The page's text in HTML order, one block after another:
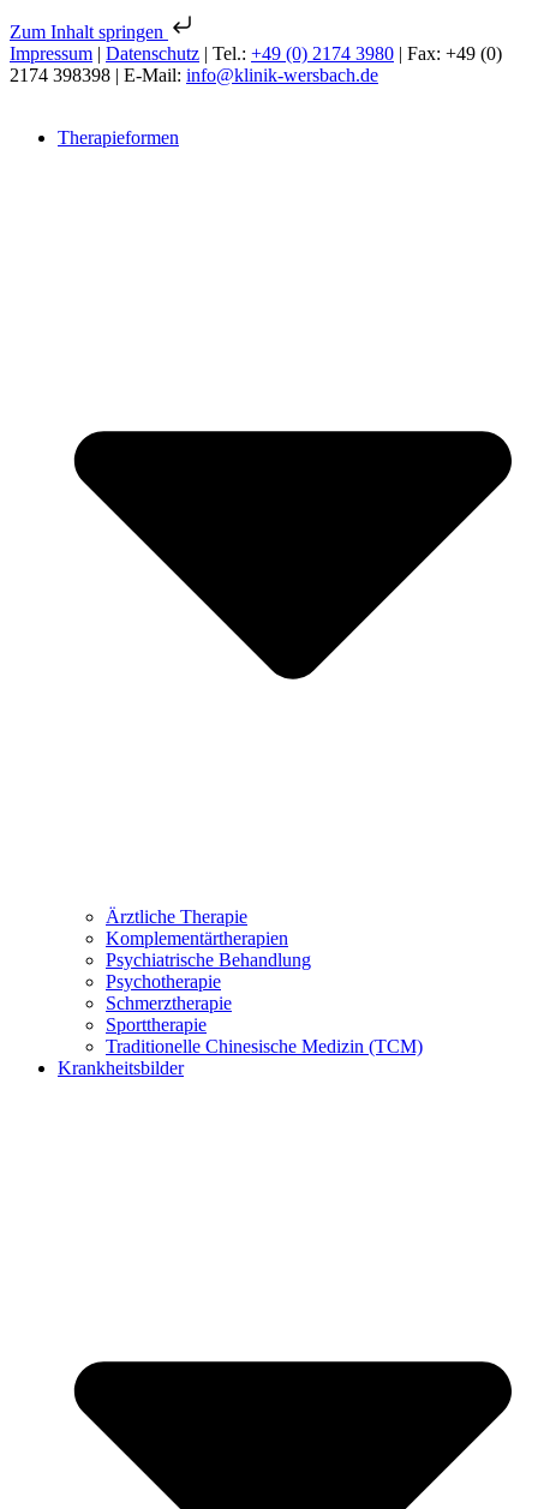
Zum Inhalt springen
Impressum | Datenschutz | Tel.: +49 (0) 2174 3980 | Fax: +49 (0)
2174 398398 | E-Mail: info@klinik-wersbach.de
Therapieformen
Ärztliche Therapie
Komplementärtherapien
Psychiatrische Behandlung
Psychotherapie
Schmerztherapie
Sporttherapie
Traditionelle Chinesische Medizin (TCM)
Krankheitsbilder